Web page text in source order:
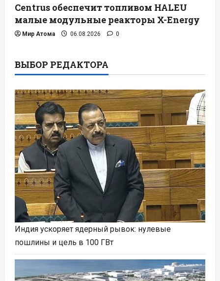
Centrus обеспечит топливом HALEU
малые модульные реакторы X-Energy
Мир Атома 06.08.2026 0
ВЫБОР РЕДАКТОРА
Индия ускоряет ядерный рывок: нулевые
пошлины и цель в 100 ГВт